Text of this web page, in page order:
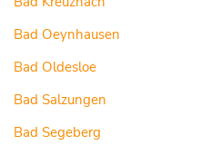
Bad Oeynhausen
Bad Oldesloe
Bad Salzungen
Bad Segeberg